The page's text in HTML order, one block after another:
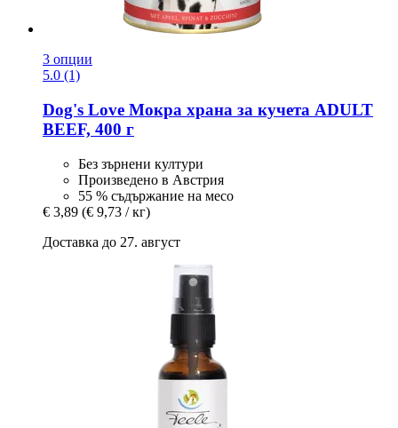
3 опции
5.0 (1)
Dog's Love Мокра храна за кучета ADULT
BEEF, 400 г
Без зърнени култури
Произведено в Австрия
55 % съдържание на месо
€ 3,89 (€ 9,73 / кг)
Доставка до 27. август